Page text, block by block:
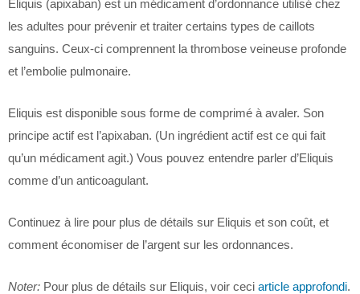
Eliquis (apixaban) est un médicament d’ordonnance utilisé chez
les adultes pour prévenir et traiter certains types de caillots
sanguins. Ceux-ci comprennent la thrombose veineuse profonde
et l’embolie pulmonaire.
Eliquis est disponible sous forme de comprimé à avaler. Son
principe actif est l’apixaban. (Un ingrédient actif est ce qui fait
qu’un médicament agit.) Vous pouvez entendre parler d’Eliquis
comme d’un anticoagulant.
Continuez à lire pour plus de détails sur Eliquis et son coût, et
comment économiser de l’argent sur les ordonnances.
Noter: Pour plus de détails sur Eliquis, voir ceci article approfondi.